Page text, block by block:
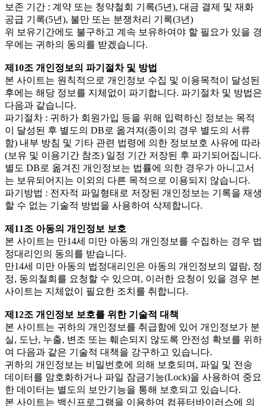
보존 기간 : 계약 또는 청약철회 기록(5년), 대금 결제 및 재화
공급 기록(5년), 불만 또는 분쟁처리 기록(3년)
위 보유기간에도 불구하고 계속 보유하여야 할 필요가 있을 경
우에는 귀하의 동의를 받겠습니다.
제10조 개인정보의 파기절차 및 방법
본 사이트는 원칙적으로 개인정보 수집 및 이용목적이 달성된
후에는 해당 정보를 지체없이 파기합니다. 파기절차 및 방법은
다음과 같습니다.
파기절차 : 귀하가 회원가입 등을 위해 입력하신 정보는 목적
이 달성된 후 별도의 DB로 옮겨져(종이의 경우 별도의 서류
함) 내부 방침 및 기타 관련 법령에 의한 정보보호 사유에 따라
(보유 및 이용기간 참조) 일정 기간 저장된 후 파기되어집니다.
별도 DB로 옮겨진 개인정보는 법률에 의한 경우가 아니고서
는 보유되어지는 이외의 다른 목적으로 이용되지 않습니다.
파기방법 : 전자적 파일형태로 저장된 개인정보는 기록을 재생
할 수 없는 기술적 방법을 사용하여 삭제합니다.
제11조 아동의 개인정보 보호
본 사이트는 만14세 미만 아동의 개인정보를 수집하는 경우 법
정대리인의 동의를 받습니다.
만14세 미만 아동의 법정대리인은 아동의 개인정보의 열람, 정
정, 동의철회를 요청할 수 있으며, 이러한 요청이 있을 경우 본
사이트는 지체없이 필요한 조치를 취합니다.
제12조 개인정보 보호를 위한 기술적 대책
본 사이트는 귀하의 개인정보를 취급함에 있어 개인정보가 분
실, 도난, 누출, 변조 또는 훼손되지 않도록 안전성 확보를 위하
여 다음과 같은 기술적 대책을 강구하고 있습니다.
귀하의 개인정보는 비밀번호에 의해 보호되며, 파일 및 전송
데이터를 암호화하거나 파일 잠금기능(Lock)을 사용하여 중요
한 데이터는 별도의 보안기능을 통해 보호되고 있습니다.
본 사이트는 백신프로그램을 이용하여 컴퓨터바이러스에 의